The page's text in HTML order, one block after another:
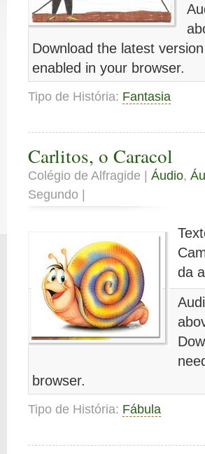
Download the latest version
enabled in your browser.
Tipo de História: Fantasia
Carlitos, o Caracol
Colégio de Alfragide | Áudio,
Segundo |
da
browser.
Tipo de História: Fábula